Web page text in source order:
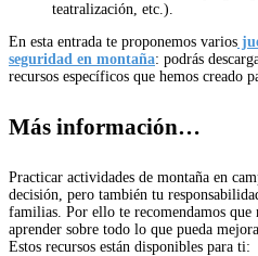
teatralización, etc.).
En esta entrada te proponemos varios
seguridad en montaña: podrás
recursos específicos que hemos creado
Más información…
Practicar actividades de montaña en
decisión, pero también tu
familias. Por ello te recomendamos que
aprender sobre todo lo que pueda
Estos recursos están disponibles para ti: